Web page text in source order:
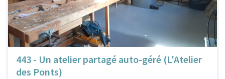
443 - Un atelier partagé auto-géré (L'Atelier
des Ponts)